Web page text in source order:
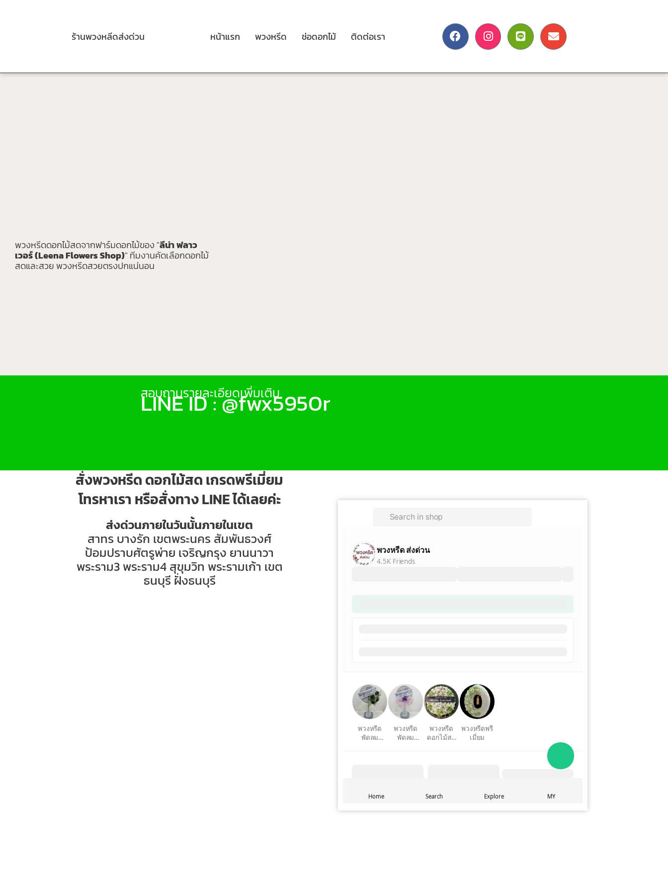
ร้านพวงหลีดส่งด่วน หน้าแรก พวงหรีด ช่อดอกไม้ ติดต่อเรา
พวงหรีดดอกไม้สดจากฟาร์มดอกไม้ของ "ลีน่า ฟลาว
เวอร์ (Leena Flowers Shop)" ทีมงานคัดเลือกดอกไม้
สดและสวย พวงหรีดสวยตรงปกแน่นอน
สอบถามรายละเอียดเพิ่มเติม
LINE ID : @fwx5950r
สั่งพวงหรีด ดอกไม้สด เกรดพรีเมี่ยม
โทรหาเรา หรือสั่งทาง LINE ได้เลยค่ะ
ส่งด่วนภายในวันนั้นภายในเขต
สาทร บางรัก เขตพระนคร สัมพันธวงศ์
ป้อมปราบศัตรูพ่าย เจริญกรุง ยานนาวา
พระราม3 พระราม4 สุขุมวิท พระรามเก้า เขต
ธนบุรี ฝั่งธนบุรี